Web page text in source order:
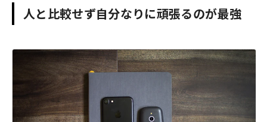
人と比較せず自分なりに頑張るのが最強